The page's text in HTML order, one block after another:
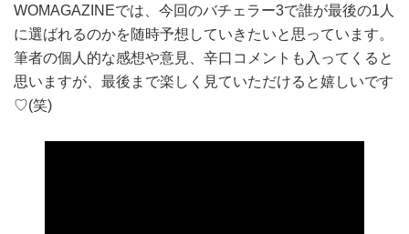
WOMAGAZINEでは、今回のバチェラー3で誰が最後の1人
に選ばれるのかを随時予想していきたいと思っています。
筆者の個人的な感想や意見、辛口コメントも入ってくると
思いますが、最後まで楽しく見ていただけると嬉しいです
♡(笑)